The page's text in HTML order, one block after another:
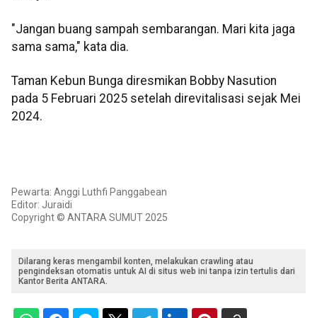
"Jangan buang sampah sembarangan. Mari kita jaga
sama sama," kata dia.
Taman Kebun Bunga diresmikan Bobby Nasution
pada 5 Februari 2025 setelah direvitalisasi sejak Mei
2024.
Pewarta: Anggi Luthfi Panggabean
Editor: Juraidi
Copyright © ANTARA SUMUT 2025
Dilarang keras mengambil konten, melakukan crawling atau
pengindeksan otomatis untuk AI di situs web ini tanpa izin tertulis dari
Kantor Berita ANTARA.